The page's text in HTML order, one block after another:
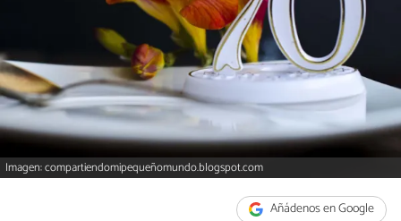
Imagen: compartiendomipequeñomundo.blogspot.com
Añádenos en Google